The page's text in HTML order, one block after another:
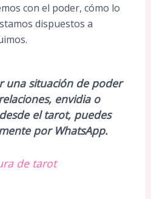
con el poder, cómo lo
dispuestos a
una situación de poder
envidia o
el tarot, puedes
por WhatsApp.
de tarot